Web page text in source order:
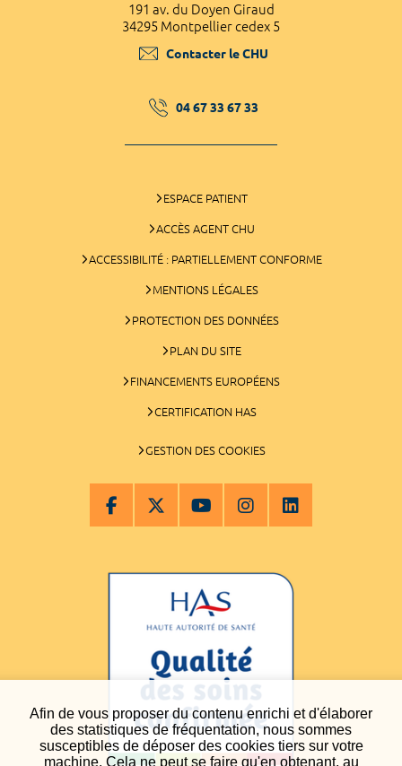
Afin de vous proposer du contenu enrichi et d'élaborer
des statistiques de fréquentation, nous sommes
susceptibles de déposer des cookies tiers sur votre
machine. Cela ne peut se faire qu'en obtenant, au
191 av. du Doyen Giraud
34295 Montpellier cedex 5
Contacter le CHU
04 67 33 67 33
ESPACE PATIENT
ACCÈS AGENT CHU
ACCESSIBILITÉ : PARTIELLEMENT CONFORME
MENTIONS LÉGALES
PROTECTION DES DONNÉES
PLAN DU SITE
FINANCEMENTS EUROPÉENS
CERTIFICATION HAS
GESTION DES COOKIES